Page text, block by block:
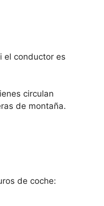
el conductor es
circulan
de montaña.
de coche: